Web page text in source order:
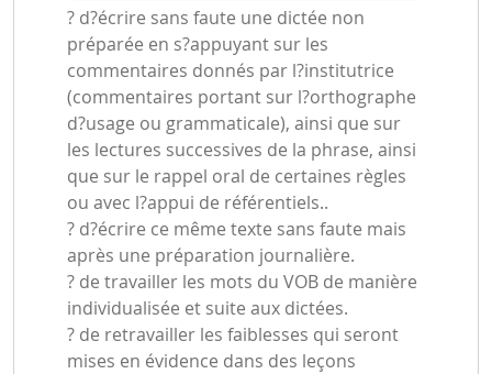
? d?écrire sans faute une dictée non
préparée en s?appuyant sur les
commentaires donnés par l?institutrice
(commentaires portant sur l?orthographe
d?usage ou grammaticale), ainsi que sur
les lectures successives de la phrase, ainsi
que sur le rappel oral de certaines règles
ou avec l?appui de référentiels..
? d?écrire ce même texte sans faute mais
après une préparation journalière.
? de travailler les mots du VOB de manière
individualisée et suite aux dictées.
? de retravailler les faiblesses qui seront
mises en évidence dans des leçons